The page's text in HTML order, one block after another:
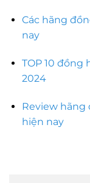
Các hãng
nay
TOP 10 đồng
2024
Review
hiện nay